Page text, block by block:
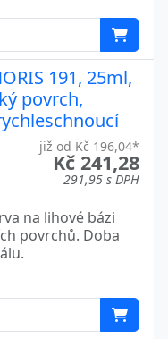
191, 25ml,
povrch,
již od Kč 196,04*
Kč 241,28
291,95 s DPH
na lihové bázi
povrchů. Doba